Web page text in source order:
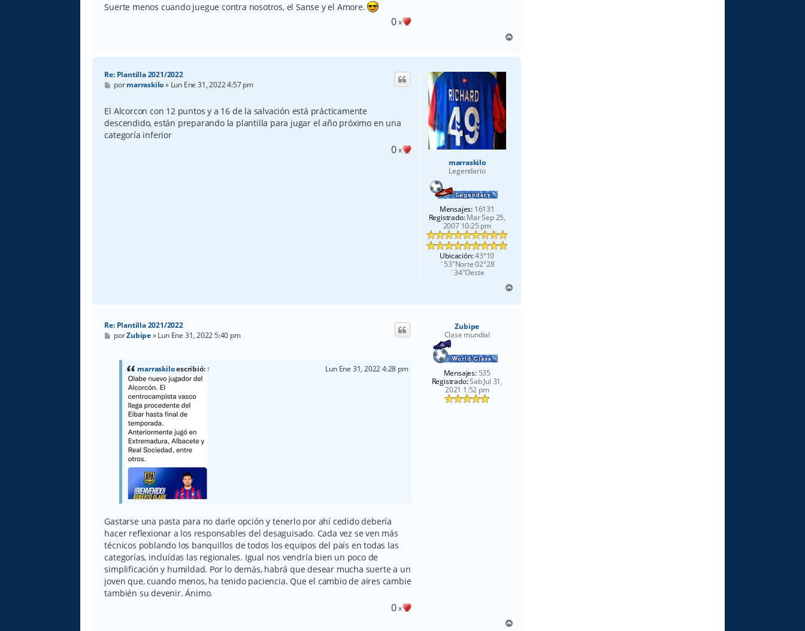
Suerte menos cuando juegue contra nosotros, el Sanse y el Amore.
0x
r
marraskilo
Legendario
Mensajes: 16131
Registrado:Mar Sep 25,
2007 10:25 pm
Ubicación:43°10
´53"Norte 02°28
´34"Oeste
Re: Plantilla 2021/2022
M
e
s
a
j
e
pormarraskilo» Lun Ene 31, 2022 4:57 pm
El Alcorcon con 12 puntos y a 16 de la salvación está prácticamente
descendido, están preparando la plantilla para jugar el año próximo en una
categoría inferior
0x
r
Zubipe
Clase mundial
Mensajes:535
Registrado:Sab Jul 31,
2021 1:52 pm
Re: Plantilla 2021/2022
M
e
porZubipe»Lun Ene 31, 2022 5:40 pm
marraskiloescribió:↑ Lun Ene 31, 2022 4:28 pm
Gastarse una pasta para no darle opción y tenerlo por ahí cedido debería
hacer reflexionar a los responsables del desaguisado. Cada vez se ven más
técnicos poblando los banquillos de todos los equipos del país en todas las
categorías, incluídas las regionales. Igual nos vendría bien un poco de
simplificación y humildad. Por lo demás, habrá que desear mucha suerte a un
joven que, cuando menos, ha tenido paciencia. Que el cambio de aires cambie
también su devenir. Ánimo.
0x